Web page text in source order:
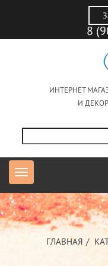
8
ИНТЕРНЕТ
И
ГЛАВНАЯ